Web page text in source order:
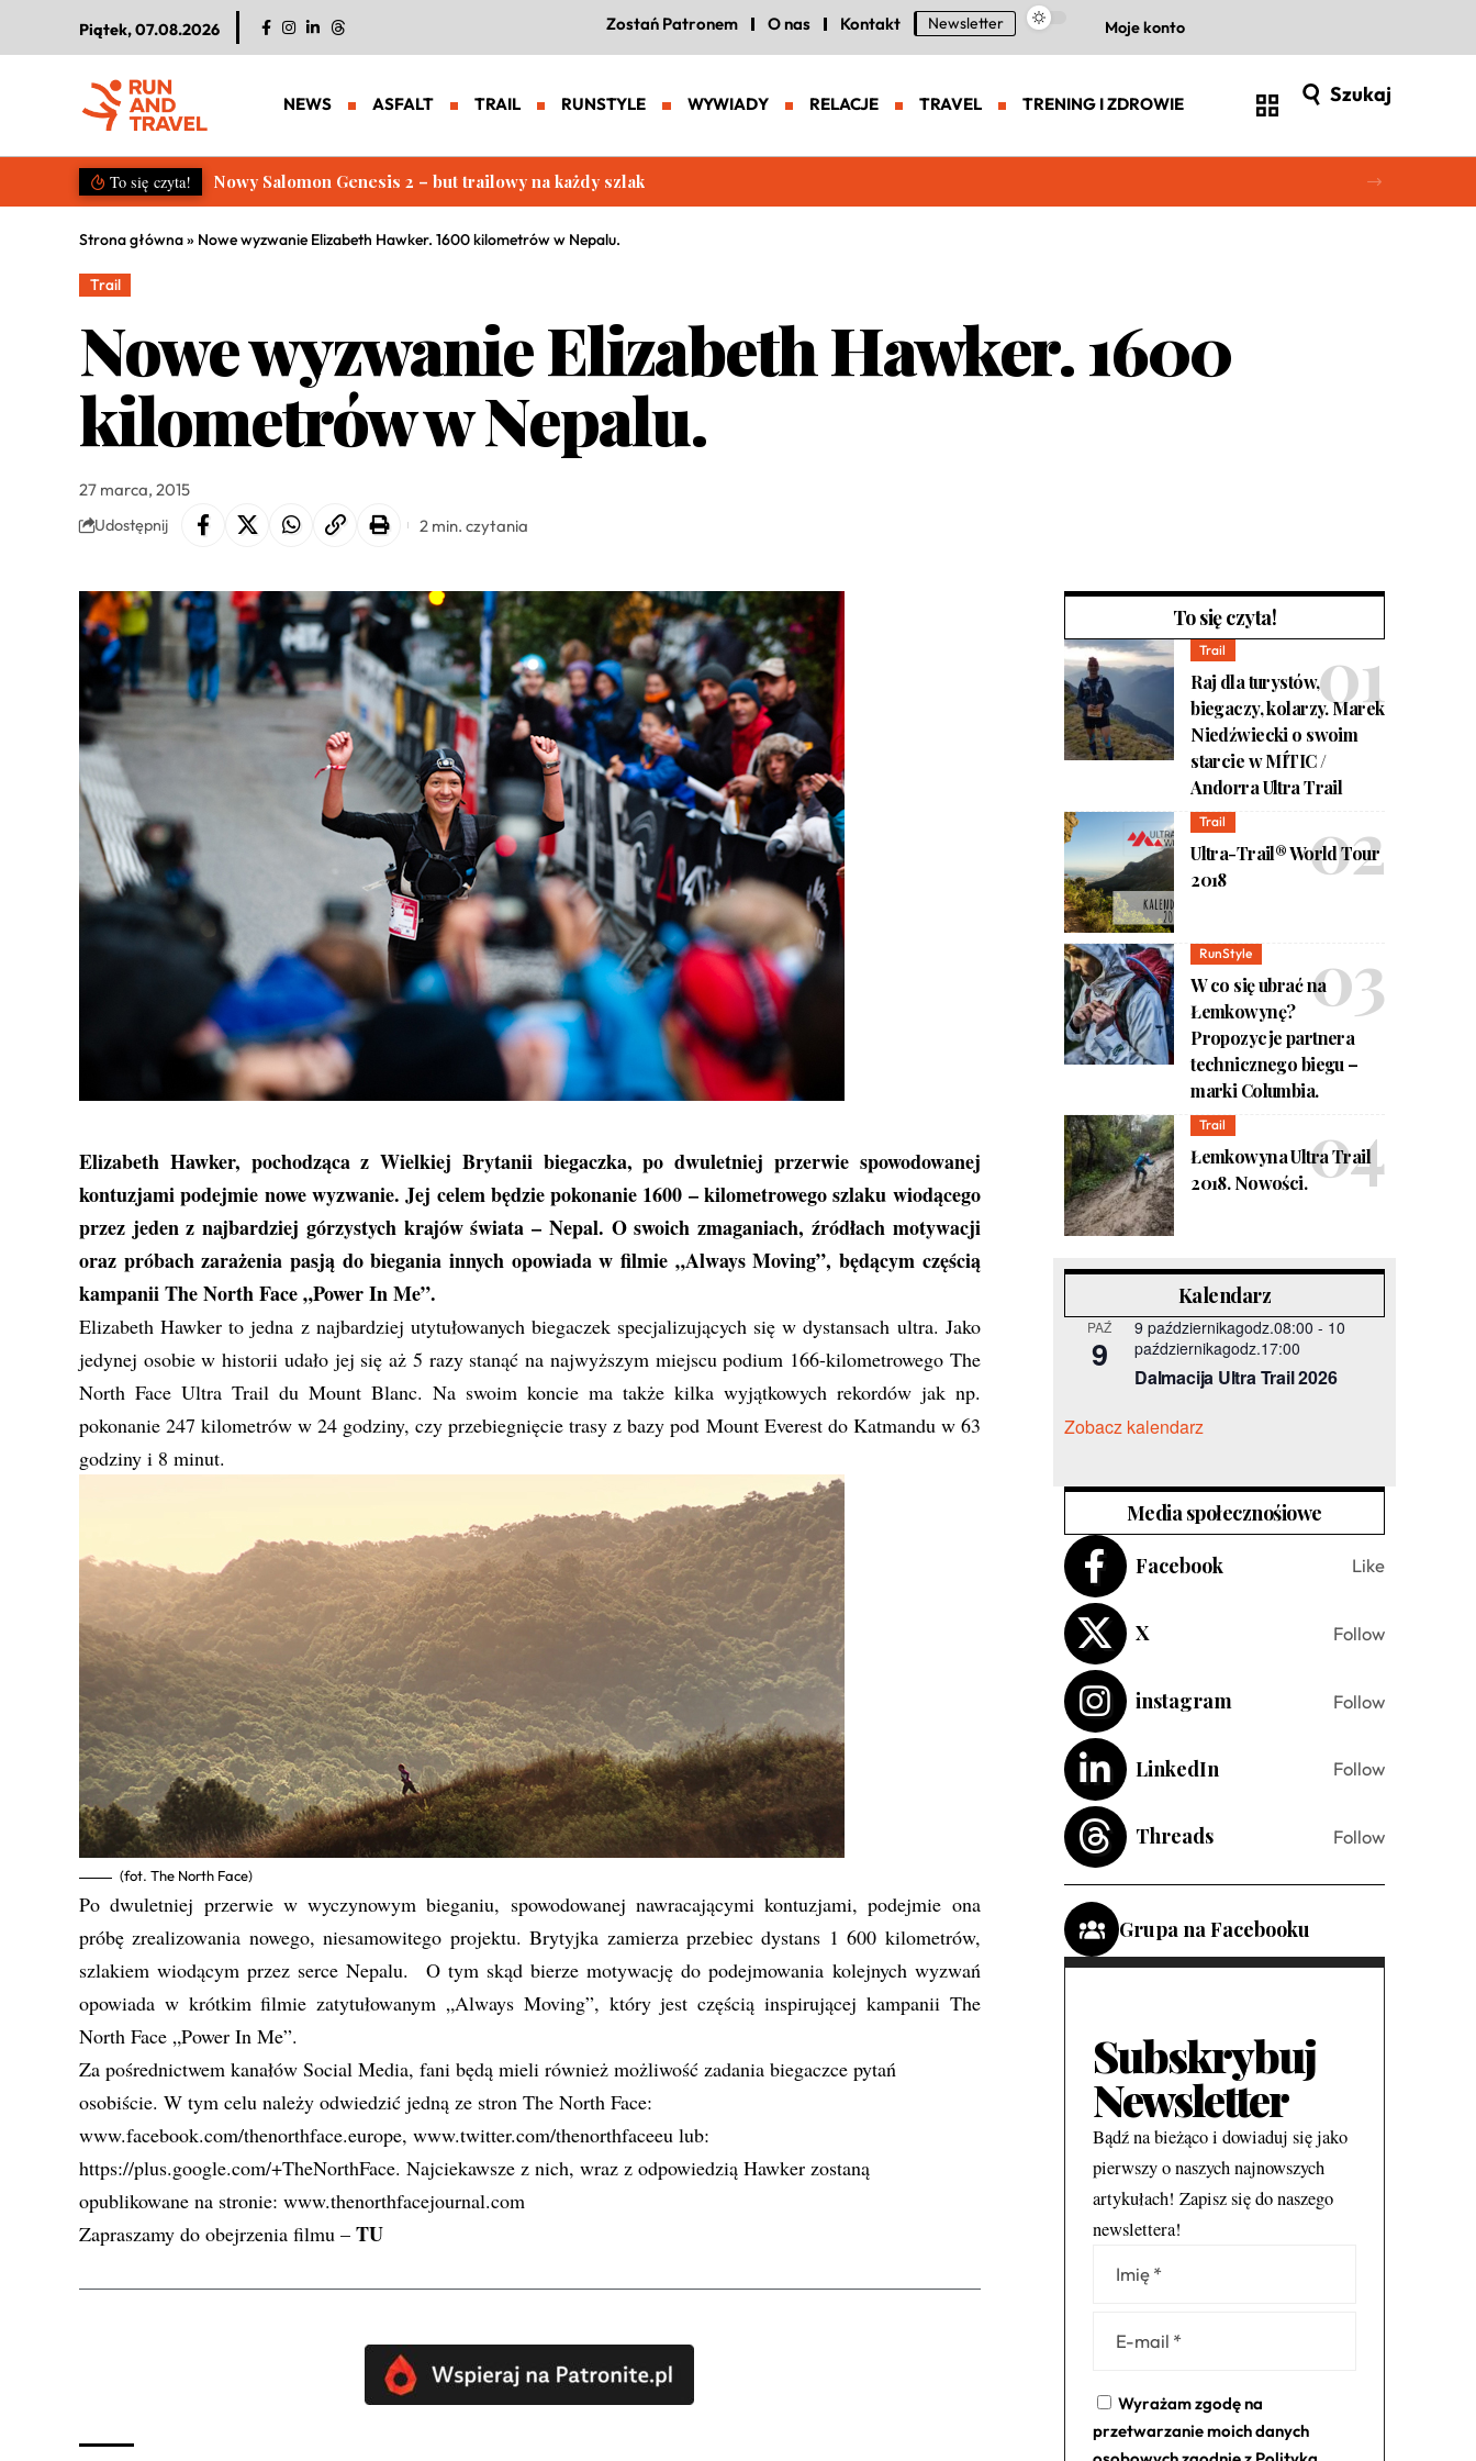
Piątek, 07.08.2026 Zostań Patronem O nas Kontakt Newsletter Moje konto
NEWS ASFALT TRAIL RUNSTYLE WYWIADY RELACJE TRAVEL TRENING I ZDROWIE Szukaj
To się czyta! Salomon S/LAB Genesis 2. Nowa generacja zaawansowanych butów trailowych
Strona główna» Nowe wyzwanie Elizabeth Hawker. 1600 kilometrów w Nepalu.
Trail
Nowe wyzwanie Elizabeth Hawker. 1600
kilometrów w Nepalu.
27 marca, 2015
Udostępnij 2 min. czytania
Elizabeth Hawker, pochodząca z Wielkiej Brytanii biegaczka, po dwuletniej przerwie spowodowanej
kontuzjami podejmie nowe wyzwanie. Jej celem będzie pokonanie 1600 – kilometrowego szlaku wiodącego
przez jeden z najbardziej górzystych krajów świata – Nepal. O swoich zmaganiach, źródłach motywacji
oraz próbach zarażenia pasją do biegania innych opowiada w filmie „Always Moving”, będącym częścią
kampanii The North Face „Power In Me”.
Elizabeth Hawker to jedna z najbardziej utytułowanych biegaczek specjalizujących się w dystansach ultra. Jako
jedynej osobie w historii udało jej się aż 5 razy stanąć na najwyższym miejscu podium 166-kilometrowego The
North Face Ultra Trail du Mount Blanc. Na swoim koncie ma także kilka wyjątkowych rekordów jak np.
pokonanie 247 kilometrów w 24 godziny, czy przebiegnięcie trasy z bazy pod Mount Everest do Katmandu w 63
godziny i 8 minut.
(fot. The North Face)
Po dwuletniej przerwie w wyczynowym bieganiu, spowodowanej nawracającymi kontuzjami, podejmie ona
próbę zrealizowania nowego, niesamowitego projektu. Brytyjka zamierza przebiec dystans 1 600 kilometrów,
szlakiem wiodącym przez serce Nepalu. O tym skąd bierze motywację do podejmowania kolejnych wyzwań
opowiada w krótkim filmie zatytułowanym „Always Moving”, który jest częścią inspirującej kampanii The
North Face „Power In Me”.
Za pośrednictwem kanałów Social Media, fani będą mieli również możliwość zadania biegaczce pytań
osobiście. W tym celu należy odwiedzić jedną ze stron The North Face:
www.facebook.com/thenorthface.europe, www.twitter.com/thenorthfaceeu lub:
https://plus.google.com/+TheNorthFace. Najciekawsze z nich, wraz z odpowiedzią Hawker zostaną
opublikowane na stronie: www.thenorthfacejournal.com
Zapraszamy do obejrzenia filmu – TU
To się czyta!
Trail
Raj dla turystów,
biegaczy, kolarzy. Marek
Niedźwiecki o swoim
starcie w MÍTIC /
Andorra Ultra Trail
Trail
Ultra-Trail® World Tour
2018
RunStyle
W co się ubrać na
Łemkowynę?
Propozycje partnera
technicznego biegu –
marki Columbia.
Trail
Łemkowyna Ultra Trail
2018. Nowości.
Kalendarz
PAŹ
9
9 październikagodz.08:00 - 10
październikagodz.17:00
Dalmacija Ultra Trail 2026
Zobacz kalendarz
Media społecznośiowe
Facebook
Like
X Follow
instagram Follow
LinkedIn Follow
Threads Follow
Grupa na Facebooku
Subskrybuj
Newsletter
Bądź na bieżąco i dowiaduj się jako
pierwszy o naszych najnowszych
artykułach! Zapisz się do naszego
newslettera!
Wyrażam zgodę na
przetwarzanie moich danych
Alternative: